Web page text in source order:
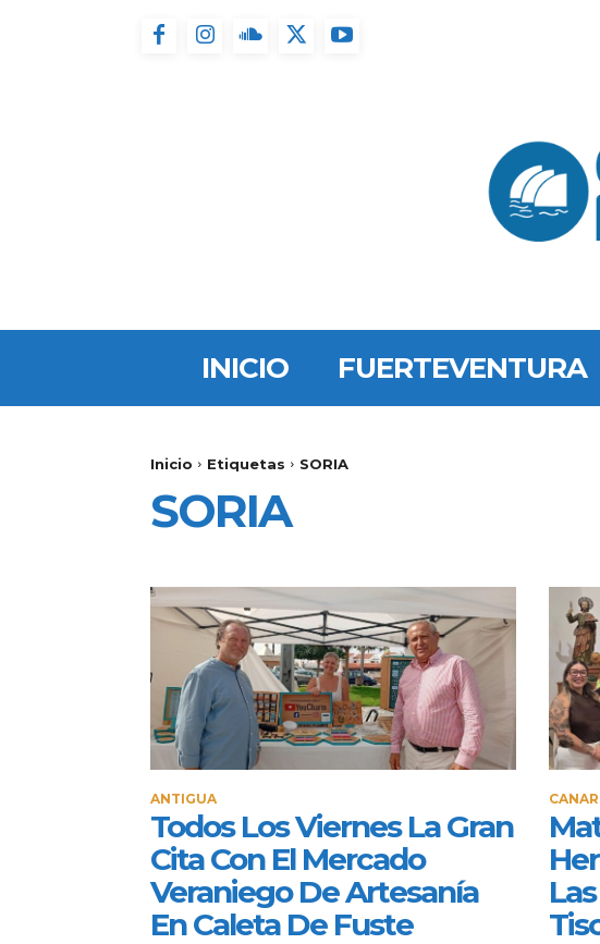
INICIO FUERTEVENTURA
Inicio Etiquetas SORIA
SORIA
ANTIGUA
Todos Los Viernes La Gran
Cita Con El Mercado
Veraniego De Artesanía
En Caleta De Fuste